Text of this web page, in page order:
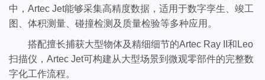
中，Artec Jet能够采集高精度数据，适用于数字孪生、竣工
图、体积测量、碰撞检测及质量检验等多种应用。
搭配擅长捕获大型物体及精细细节的Artec Ray II和Leo
扫描仪，Artec Jet可构建从大型场景到微观零部件的完整数
字化工作流程。